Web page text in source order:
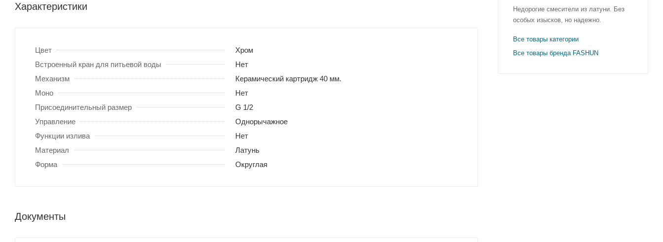
Характеристики
Цвет
Хром
Встроенный кран для питьевой воды
Нет
Механизм
Керамический картридж 40 мм.
Моно
Нет
Присоединительный размер
G 1/2
Управление
Однорычажное
Функции излива
Нет
Материал
Латунь
Форма
Округлая
Документы
Недорогие смесители из латуни. Без
особых изысков, но надежно.
Все товары категории
Все товары бренда FASHUN